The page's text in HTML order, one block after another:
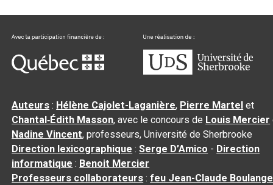
Auteurs : Hélène Cajolet-Laganière, Pierre Martel et
Chantal‑Édith Masson, avec le concours de Louis Mercier
Nadine Vincent, professeurs, Université de Sherbrooke
Direction lexicographique :Serge D’Amico - Direction
informatique : Benoit Mercier
Professeurs collaborateurs :feu Jean-Claude